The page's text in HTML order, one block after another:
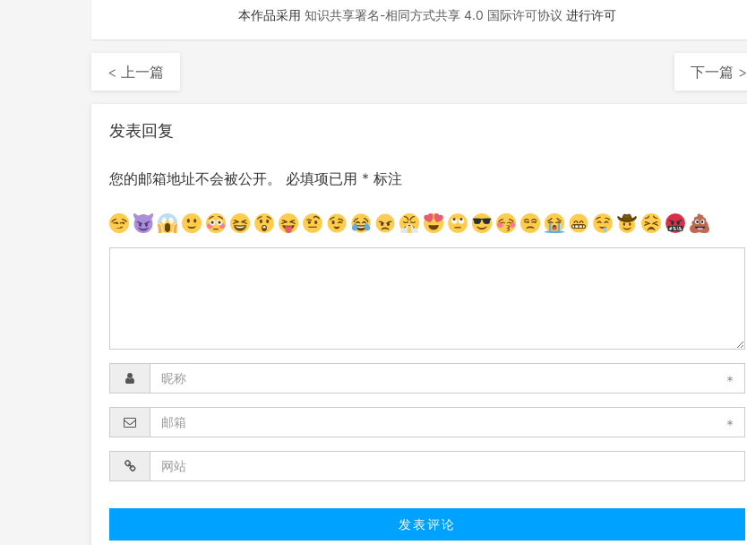
本作品采用 知识共享署名-相同方式共享 4.0 国际许可协议 进行许可
< 上一篇 下一篇 >
发表回复
您的邮箱地址不会被公开。 必填项已用 * 标注
*
*